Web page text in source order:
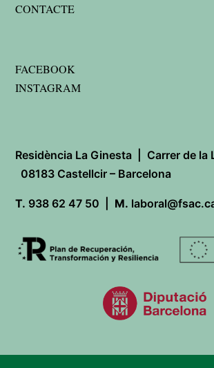
CONTACTE
FACEBOOK
INSTAGRAM
Residència La Ginesta | Carrer de la
08183 Castellcir – Barcelona
T. 938 62 47 50 | M.